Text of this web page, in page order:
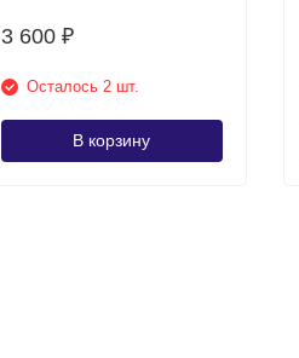
3 600 ₽
Осталось 2 шт.
В корзину